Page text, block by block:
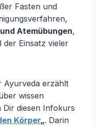
Fasten und
Atemübungen,
Einsatz vieler
Ayurveda erzählt
wissen
diesen Infokurs
Körper„. Darin